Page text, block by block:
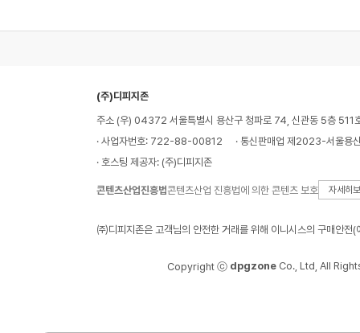
(주)디피지존
주소 (우) 04372 서울특별시 용산구 청파로 74, 신관동 5층 511
· 사업자번호: 722-88-00812
· 통신판매업 제2023-서울
· 호스팅 제공자: (주)디피지존
콘텐츠산업진흥법콘텐츠산업 진흥법에 의한 콘텐츠 보호 자세히
㈜디피지존은 고객님의 안전한 거래를 위해 이니시스의 구매안전
Copyright ⓒ dpgzone Co., Ltd, All